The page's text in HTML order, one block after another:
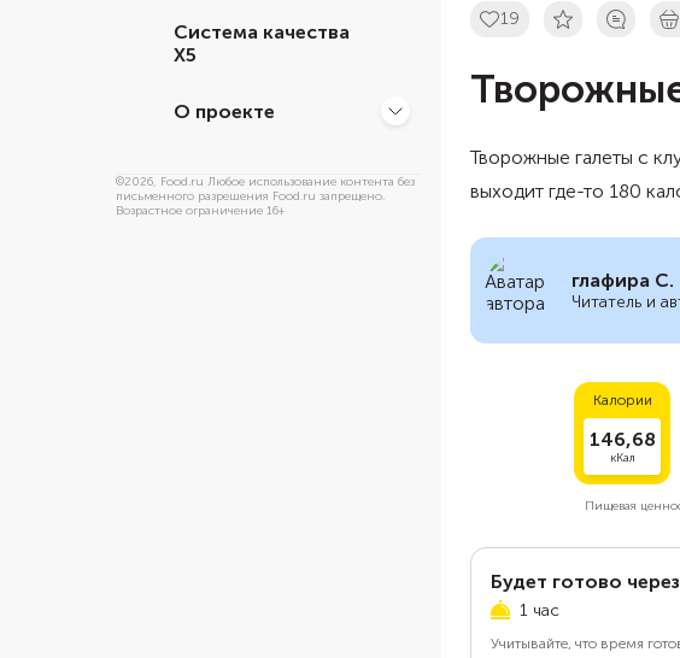
Система качества
Х5
О проекте
©2026, Food.ru Любое использование контента без
письменного разрешения Food.ru запрещено.
Возрастное ограничение 16+
19
Творожные галеты с
выходит где-то 180
глафира С.
Читатель и
Калории
146,68
кКал
Пищевая
Будет готово через
1 час
Учитывайте, что время